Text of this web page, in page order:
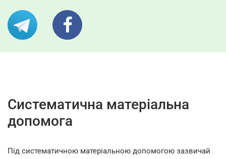
Систематична матеріальна
допомога
Під систематичною матеріальною допомогою зазвичай